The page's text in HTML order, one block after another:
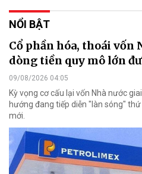
NỔI BẬT
Cổ phần hóa, thoái vốn
dòng tiền quy mô lớn
09/08/2026 04:05
Kỳ vọng cơ cấu lại vốn Nhà nước
hướng đang tiếp diễn "làn sóng"
mới.